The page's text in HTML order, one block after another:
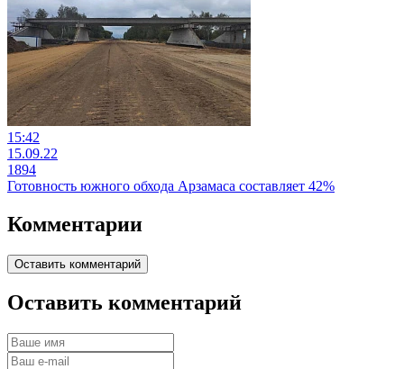
15:42
15.09.22
1894
Готовность южного обхода Арзамаса составляет 42%
Комментарии
Оставить комментарий
Оставить комментарий